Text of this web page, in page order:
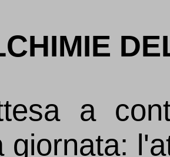
a
giornata: